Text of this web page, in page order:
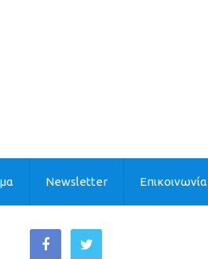
Newsletter Επικοινωνία